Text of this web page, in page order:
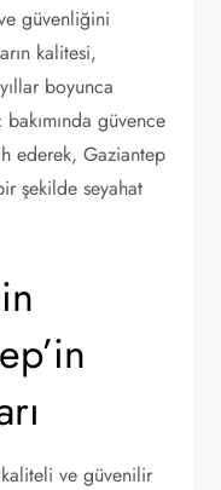
güvenliğini
kalitesi,
boyunca
güvence
ederek, Gaziantep
şekilde seyahat
ve güvenilir